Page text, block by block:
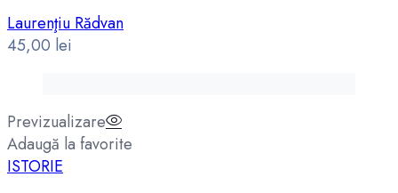
Laurenţiu Rădvan
45,00 lei
Previzualizare
Adaugă la favorite
ISTORIE